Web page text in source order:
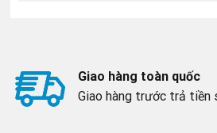
Giao hàng toàn quốc
Giao hàng trước trả tiền